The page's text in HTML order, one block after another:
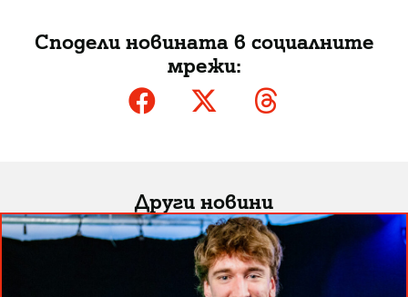
Сподели новината в социалните
мрежи:
Други новини